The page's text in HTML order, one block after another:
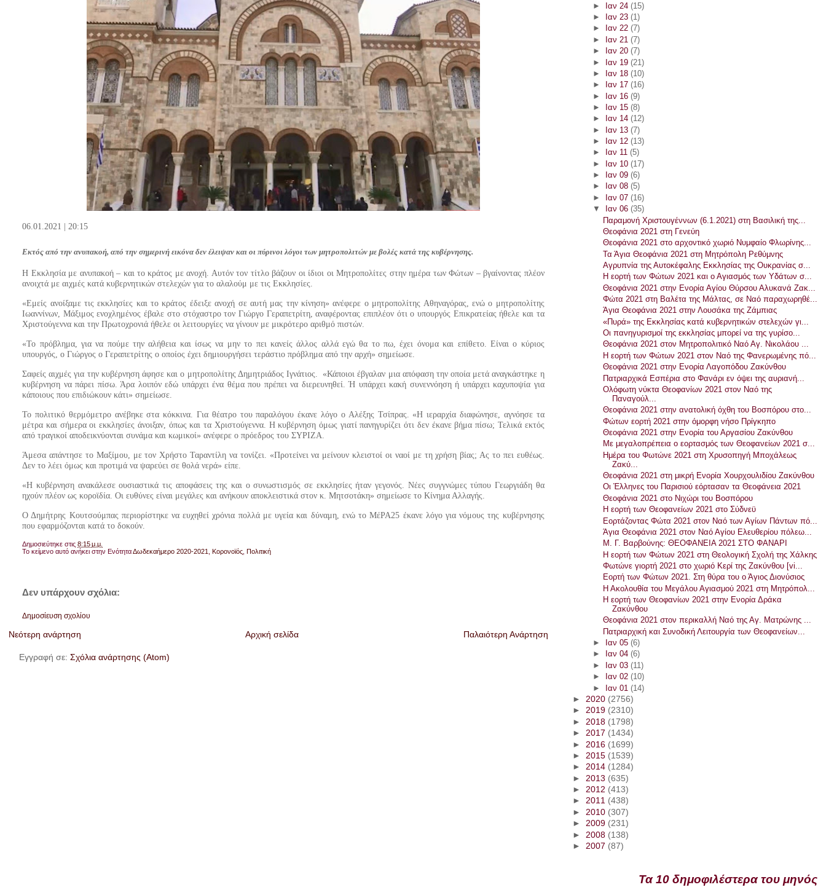
06.01.2021 | 20:15
Εκτός από την ανυπακοή, από την σημερινή εικόνα δεν έλειψαν και οι πύρινοι λόγοι των μητροπολιτών με βολές κατά της κυβέρνησης.
Η Εκκλησία με ανυπακοή – και το κράτος με ανοχή. Αυτόν τον τίτλο βάζουν οι ίδιοι οι Μητροπολίτες στην ημέρα των Φώτων – βγαίνοντας πλέον
ανοιχτά με αιχμές κατά κυβερνητικών στελεχών για το αλαλούμ με τις Εκκλησίες.
«Εμείς ανοίξαμε τις εκκλησίες και το κράτος έδειξε ανοχή σε αυτή μας την κίνηση» ανέφερε ο μητροπολίτης Αθηναγόρας, ενώ ο μητροπολίτης
Ιωαννίνων, Μάξιμος ενοχλημένος έβαλε στο στόχαστρο τον Γιώργο Γεραπετρίτη, αναφέροντας επιπλέον ότι ο υπουργός Επικρατείας ήθελε και τα
Χριστούγεννα και την Πρωτοχρονιά ήθελε οι λειτουργίες να γίνουν με μικρότερο αριθμό πιστών.
«Το πρόβλημα, για να πούμε την αλήθεια και ίσως να μην το πει κανείς άλλος αλλά εγώ θα το πω, έχει όνομα και επίθετο. Είναι ο κύριος
υπουργός, ο Γιώργος ο Γεραπετρίτης ο οποίος έχει δημιουργήσει τεράστιο πρόβλημα από την αρχή» σημείωσε.
Σαφείς αιχμές για την κυβέρνηση άφησε και ο μητροπολίτης Δημητριάδος Ιγνάτιος. «Κάποιοι έβγαλαν μια απόφαση την οποία μετά αναγκάστηκε η
κυβέρνηση να πάρει πίσω. Άρα λοιπόν εδώ υπάρχει ένα θέμα που πρέπει να διερευνηθεί. Ή υπάρχει κακή συνεννόηση ή υπάρχει καχυποψία για
κάποιους που επιδιώκουν κάτι» σημείωσε.
Το πολιτικό θερμόμετρο ανέβηκε στα κόκκινα. Για θέατρο του παραλόγου έκανε λόγο ο Αλέξης Τσίπρας. «Η ιεραρχία διαφώνησε, αγνόησε τα
μέτρα και σήμερα οι εκκλησίες άνοιξαν, όπως και τα Χριστούγεννα. Η κυβέρνηση όμως γιατί πανηγυρίζει ότι δεν έκανε βήμα πίσω; Τελικά εκτός
από τραγικοί αποδεικνύονται συνάμα και κωμικοί» ανέφερε ο πρόεδρος του ΣΥΡΙΖΑ.
Άμεσα απάντησε το Μαξίμου, με τον Χρήστο Ταραντίλη να τονίζει. «Προτείνει να μείνουν κλειστοί οι ναοί με τη χρήση βίας; Ας το πει ευθέως.
Δεν το λέει όμως και προτιμά να ψαρεύει σε θολά νερά» είπε.
«Η κυβέρνηση ανακάλεσε ουσιαστικά τις αποφάσεις της και ο συνωστισμός σε εκκλησίες ήταν γεγονός. Νέες συγγνώμες τύπου Γεωργιάδη θα
ηχούν πλέον ως κοροϊδία. Οι ευθύνες είναι μεγάλες και ανήκουν αποκλειστικά στον κ. Μητσοτάκη» σημείωσε το Κίνημα Αλλαγής.
Ο Δημήτρης Κουτσούμπας περιορίστηκε να ευχηθεί χρόνια πολλά με υγεία και δύναμη, ενώ το ΜέΡΑ25 έκανε λόγο για νόμους της κυβέρνησης
που εφαρμόζονται κατά το δοκούν.
Δημοσιεύτηκε στις8:15 μ.μ.
Το κείμενο αυτό ανήκει στην ΕνότηταΔωδεκαήμερο 2020-2021, Κορονοϊός, Πολιτική
Δεν υπάρχουν σχόλια:
Δημοσίευση σχολίου
Νεότερη ανάρτηση Παλαιότερη Ανάρτηση
Αρχική σελίδα
Εγγραφή σε:Σχόλια ανάρτησης (Atom)
► Ιαν 24 (15)
►
Ιαν 23 (1)
►
Ιαν 22 (7)
►
Ιαν 21 (7)
►
Ιαν 20 (7)
► Ιαν 19 (21)
►
Ιαν 18 (10)
►
Ιαν 17 (16)
► Ιαν 16 (9)
►
Ιαν 15 (8)
►
Ιαν 14 (12)
► Ιαν 13 (7)
►
Ιαν 12 (13)
►
Ιαν 11 (5)
► Ιαν 10 (17)
►
Ιαν 09 (6)
►
Ιαν 08 (5)
►
Ιαν 07 (16)
▼
Ιαν 06 (35)
Παραμονή Χριστουγέννων (6.1.2021) στη Βασιλική της...
Θεοφάνια 2021 στη Γενεύη
Θεοφάνια 2021 στο αρχοντικό χωριό Νυμφαίο Φλωρίνης...
Τα Άγια Θεοφάνια 2021 στη Μητρόπολη Ρεθύμνης
Αγρυπνία της Αυτοκέφαλης Εκκλησίας της Ουκρανίας σ...
Η εορτή των Φώτων 2021 και ο Αγιασμός των Υδάτων σ...
Θεοφάνια 2021 στην Ενορία Αγίου Θύρσου Αλυκανά Ζακ...
Φώτα 2021 στη Βαλέτα της Μάλτας, σε Ναό παραχωρηθέ...
Άγια Θεοφάνια 2021 στην Λουσάκα της Ζάμπιας
«Πυρά» της Εκκλησίας κατά κυβερνητικών στελεχών γι...
Οι πανηγυρισμοί της εκκλησίας μπορεί να της γυρίσο...
Θεοφάνια 2021 στον Μητροπολιτικό Ναό Αγ. Νικολάου ...
Η εορτή των Φώτων 2021 στον Ναό της Φανερωμένης πό...
Θεοφάνια 2021 στην Ενορία Λαγοπόδου Ζακύνθου
Πατριαρχικά Εσπέρια στο Φανάρι εν όψει της αυριανή...
Ολόφωτη νύκτα Θεοφανίων 2021 στον Ναό της
Παναγούλ...
Θεοφάνια 2021 στην ανατολική όχθη του Βοσπόρου στο...
Φώτων εορτή 2021 στην όμορφη νήσο Πρίγκηπο
Θεοφάνια 2021 στην Ενορία του Αργασίου Ζακύνθου
Με μεγαλοπρέπεια ο εορτασμός των Θεοφανείων 2021 σ...
Ημέρα του Φωτώνε 2021 στη Χρυσοπηγή Μποχάλεως
Ζακύ...
Θεοφάνια 2021 στη μικρή Ενορία Χουρχουλιδίου Ζακύνθου
Οι Έλληνες του Παρισιού εόρτασαν τα Θεοφάνεια 2021
Θεοφάνια 2021 στο Νιχώρι του Βοσπόρου
Η εορτή των Θεοφανείων 2021 στο Σύδνεϋ
Εορτάζοντας Φώτα 2021 στον Ναό των Αγίων Πάντων πό...
Άγια Θεοφάνια 2021 στον Ναό Αγίου Ελευθερίου πόλεω...
Μ. Γ. Βαρβούνης: ΘΕΟΦΑΝΕΙΑ 2021 ΣΤΟ ΦΑΝΑΡΙ
Η εορτή των Φώτων 2021 στη Θεολογική Σχολή της Χάλκης
Φωτώνε γιορτή 2021 στο χωριό Κερί της Ζακύνθου [vi...
Εορτή των Φώτων 2021. Στη θύρα του ο Άγιος Διονύσιος
Η Ακολουθία του Μεγάλου Αγιασμού 2021 στη Μητρόπολ...
Η εορτή των Θεοφανίων 2021 στην Ενορία Δράκα
Ζακύνθου
Θεοφάνια 2021 στον περικαλλή Ναό της Αγ. Ματρώνης ...
Πατριαρχική και Συνοδική Λειτουργία των Θεοφανείων...
►
Ιαν 05 (6)
►
Ιαν 04 (6)
►
Ιαν 03 (11)
►
Ιαν 02 (10)
► Ιαν 01 (14)
► 2020 (2756)
►2019 (2310)
► 2018 (1798)
►2017 (1434)
► 2016 (1699)
► 2015 (1539)
►2014 (1284)
► 2013 (635)
►2012 (413)
►2011 (438)
► 2010 (307)
►2009 (231)
► 2008 (138)
►2007 (87)
Τα 10 δημοφιλέστερα του μηνός